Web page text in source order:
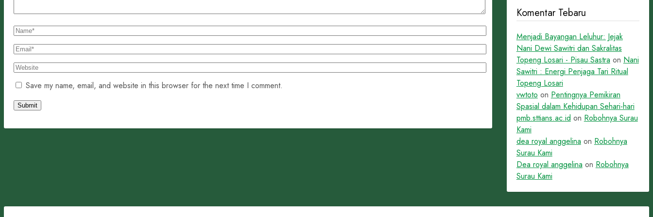
Save my name, email, and website in this browser for the next time I comment.
Komentar Tebaru
Menjadi Bayangan Leluhur: Jejak
Nani Dewi Sawitri dan Sakralitas
Topeng Losari - Pisau Sastra on Nani
Sawitri : Energi Penjaga Tari Ritual
Topeng Losari
vwtoto on Pentingnya Pemikiran
Spasial dalam Kehidupan Sehari-hari
pmb.sttians.ac.id on Robohnya Surau
Kami
dea royal anggelina on Robohnya
Surau Kami
Dea royal anggelina on Robohnya
Surau Kami